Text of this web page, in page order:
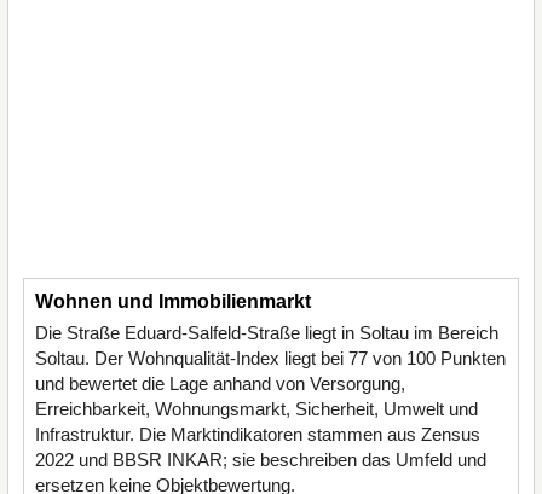
Wohnen und Immobilienmarkt
Die Straße Eduard-Salfeld-Straße liegt in Soltau im Bereich
Soltau. Der Wohnqualität-Index liegt bei 77 von 100 Punkten
und bewertet die Lage anhand von Versorgung,
Erreichbarkeit, Wohnungsmarkt, Sicherheit, Umwelt und
Infrastruktur. Die Marktindikatoren stammen aus Zensus
2022 und BBSR INKAR; sie beschreiben das Umfeld und
ersetzen keine Objektbewertung.